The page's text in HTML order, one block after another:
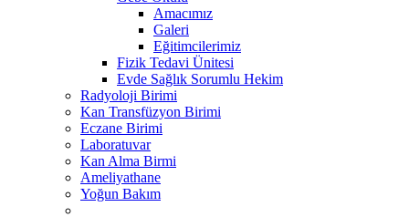
Amacımız
Galeri
Eğitimcilerimiz
Fizik Tedavi Ünitesi
Evde Sağlık Sorumlu Hekim
Radyoloji Birimi
Kan Transfüzyon Birimi
Eczane Birimi
Laboratuvar
Kan Alma Birmi
Ameliyathane
Yoğun Bakım